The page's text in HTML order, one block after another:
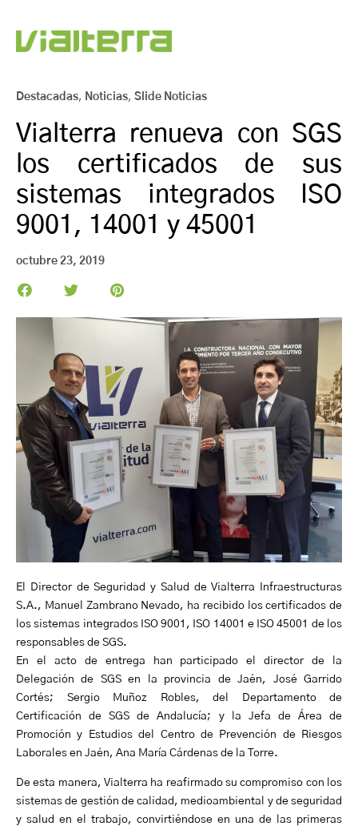
Destacadas, Noticias, Slide Noticias
Vialterra renueva con SGS
los certificados de sus
sistemas integrados ISO
9001, 14001 y 45001
octubre 23, 2019
El Director de Seguridad y Salud de Vialterra Infraestructuras
S.A., Manuel Zambrano Nevado, ha recibido los certificados de
los sistemas integrados ISO 9001, ISO 14001 e ISO 45001 de los
responsables de SGS.
En el acto de entrega han participado el director de la
Delegación de SGS en la provincia de Jaén, José Garrido
Cortés; Sergio Muñoz Robles, del Departamento de
Certificación de SGS de Andalucía; y la Jefa de Área de
Promoción y Estudios del Centro de Prevención de Riesgos
Laborales en Jaén, Ana María Cárdenas de la Torre.
De esta manera, Vialterra ha reafirmado su compromiso con los
sistemas de gestión de calidad, medioambiental y de seguridad
y salud en el trabajo, convirtiéndose en una de las primeras